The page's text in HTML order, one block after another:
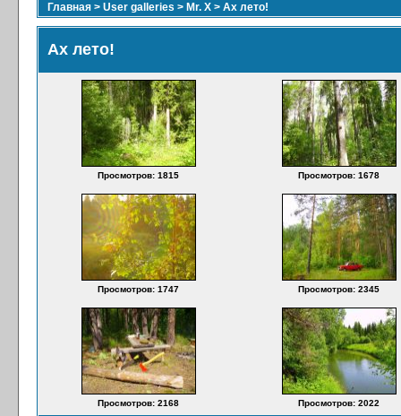
Главная > User galleries > Mr. X > Ах лето!
Ах лето!
Просмотров: 1815 Просмотров: 1678
Просмотров: 1747 Просмотров: 2345
Просмотров: 2168 Просмотров: 2022